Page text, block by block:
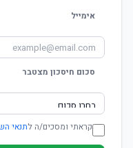
אימייל
סכום חיסכון מצטבר
קראתי ומסכים/ה לתנאי